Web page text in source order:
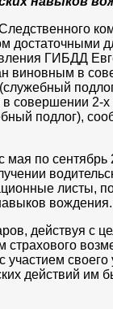
достаточными
ГИБДД
виновным в
совершении 2-х
подлог),
по сентябрь
листы,
вождения.
действуя с
страхового
действий им